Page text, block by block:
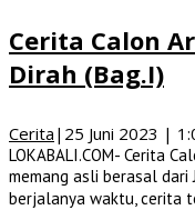
Cerita Calon
Dirah (Bag.I)
Cerita | 25 Juni 2023 |
LOKABALI.COM- Cerita
memang asli berasal dari
berjalanya waktu, cerita